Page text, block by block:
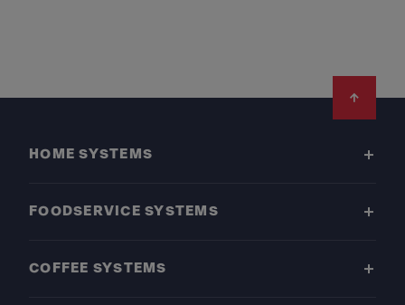
HOME SYSTEMS
FOODSERVICE SYSTEMS
COFFEE SYSTEMS